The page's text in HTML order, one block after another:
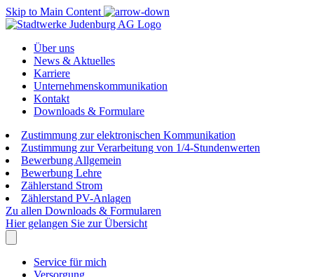
Skip to Main Content
Über uns
News & Aktuelles
Karriere
Unternehmenskommunikation
Kontakt
Downloads & Formulare
Zustimmung zur elektronischen Kommunikation
Zustimmung zur Verarbeitung von 1/4-Stundenwerten
Bewerbung Allgemein
Bewerbung Lehre
Zählerstand Strom
Zählerstand PV-Anlagen
Zu allen Downloads & Formularen
Hier gelangen Sie zur Übersicht
Service für mich
Versorgung